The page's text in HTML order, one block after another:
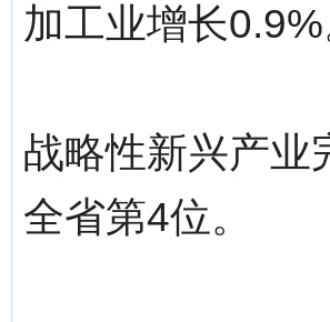
加工业增长0.9%
战略性新兴产业
全省第4位。